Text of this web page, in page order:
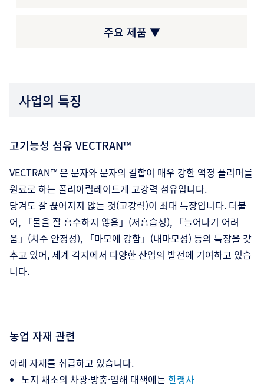
주요 제품 ▼
사업의 특징
고기능성 섬유 VECTRAN™
VECTRAN™ 은 분자와 분자의 결합이 매우 강한 액정 폴리머를
원료로 하는 폴리아릴레이트계 고강력 섬유입니다.
당겨도 잘 끊어지지 않는 것(고강력)이 최대 특장입니다. 더불
어, 「물을 잘 흡수하지 않음」(저흡습성), 「늘어나기 어려
움」(치수 안정성), 「마모에 강함」(내마모성) 등의 특장을 갖
추고 있어, 세계 각지에서 다양한 산업의 발전에 기여하고 있습
니다.
농업 자재 관련
아래 자재를 취급하고 있습니다.
노지 채소의 차광·방충·염해 대책에는 한랭사